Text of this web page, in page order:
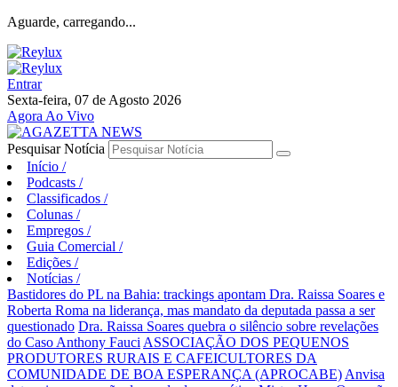
Aguarde, carregando...
Entrar
Sexta-feira, 07 de Agosto 2026
Agora Ao Vivo
Pesquisar Notícia
Início /
Podcasts /
Classificados /
Colunas /
Empregos /
Guia Comercial /
Edições /
Notícias /
Bastidores do PL na Bahia: trackings apontam Dra. Raissa Soares e
Roberta Roma na liderança, mas mandato da deputada passa a ser
questionado Dra. Raissa Soares quebra o silêncio sobre revelações
do Caso Anthony Fauci ASSOCIAÇÃO DOS PEQUENOS
PRODUTORES RURAIS E CAFEICULTORES DA
COMUNIDADE DE BOA ESPERANÇA (APROCABE) Anvisa